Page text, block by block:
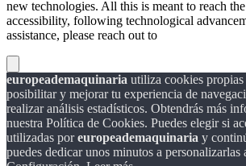
new technologies. All this is meant to reach
accessibility, following technological
assistance, please reach out to
europeademaquinaria utiliza cookies propias
posibilitar y mejorar tu experiencia de
realizar análisis estadísticos. Obtendrás más
nuestra Política de Cookies. Puedes elegir si
utilizadas poreuropeademaquinaria y
puedes dedicar unos minutos a personalizarlas